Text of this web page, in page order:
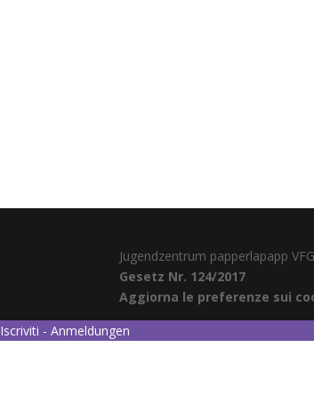
Jugendzentrum papperlapapp
Gesetz Nr. 124/2017
Aggiorna le preferenze sui
Iscriviti - Anmeldungen